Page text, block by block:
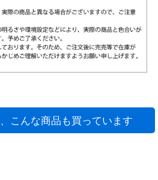
こんな商品も買っています